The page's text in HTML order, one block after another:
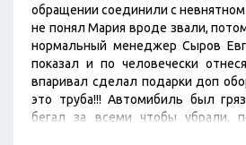
обращении соединили с
не понял Мария вроде звали,
нормальный менеджер Сыров
показал и по человечески
впаривал сделал подарки доп
это труба!!! Автомибиль был
бегал за всеми чтобы убрали,